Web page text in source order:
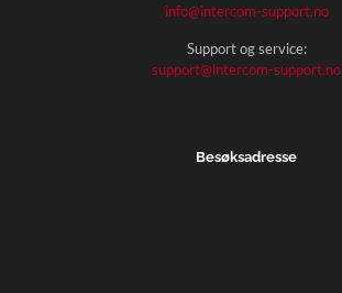
info@intercom-support.no
Support og service:
support@intercom-support.no
Besøksadresse